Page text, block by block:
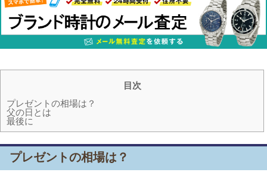
目次
プレゼントの相場は？
父の日とは
最後に
プレゼントの相場は？